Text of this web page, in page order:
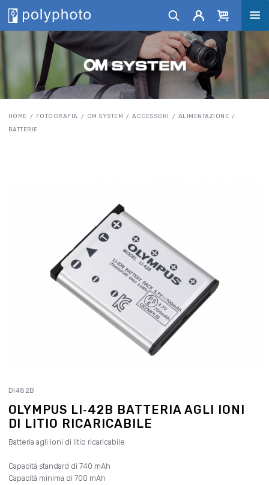
HOME FOTOGRAFIA OM SYSTEM ACCESSORI
ALIMENTAZIONE
BATTERIE
DI482B
OLYMPUS LI‑42B BATTERIA AGLI IONI
DI LITIO RICARICABILE
Batteria agli ioni di litio ricaricabile
Capacità standard di 740 mAh
Capacità minima di 700 mAh